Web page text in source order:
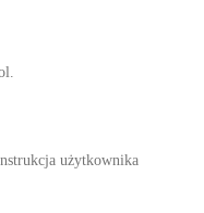
użytkownika